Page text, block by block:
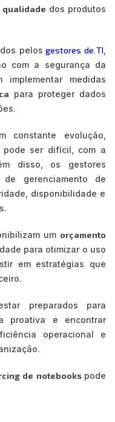
qualidade dos produtos
pelos gestores de TI
com a segurança da
medidas
para proteger dados
constante evolução,
pode ser difícil, com a
disso, os gestores
de gerenciamento de
disponibilidade e
um orçamento
para otimizar o uso
em estratégias que
preparados para
proativa e encontrar
operacional e
de notebooks pode